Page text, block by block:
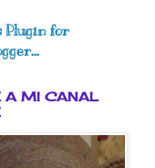
A MI CANAL